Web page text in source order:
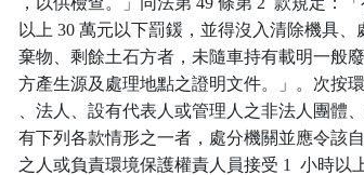
以上 30 萬元以下罰鍰，並得沒入清除機
棄物、剩餘土石方者，未隨車持有載明一
方產生源及處理地點之證明文件。」。次按
、法人、設有代表人或管理人之非法人團
有下列各款情形之一者，處分機關並應令
之人或負責環境保護權責人員接受 1  小時以